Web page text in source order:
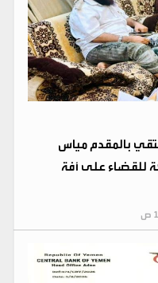
بالمقدم مياس
للقضاء على أفة